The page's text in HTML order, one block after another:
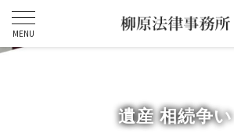
遺産 相続争い